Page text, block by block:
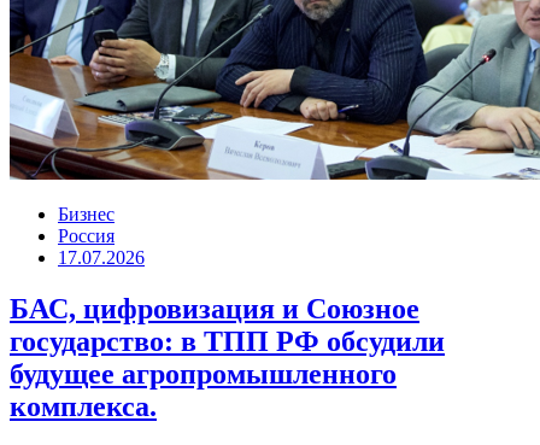
Бизнес
Россия
17.07.2026
БАС, цифровизация и Союзное
государство: в ТПП РФ обсудили
будущее агропромышленного
комплекса.